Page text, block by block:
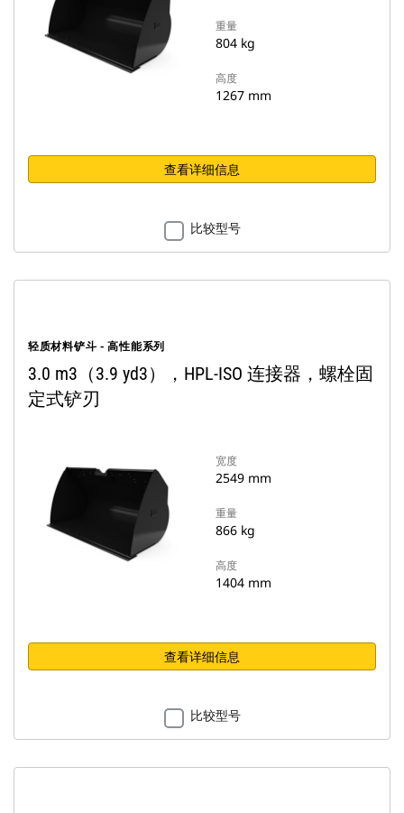
重量
804 kg
高度
1267 mm
查看详细信息
比较型号
轻质材料铲斗 - 高性能系列
3.0 m3（3.9 yd3），HPL-ISO 连接器，螺栓固
定式铲刃
宽度
2549 mm
重量
866 kg
高度
1404 mm
查看详细信息
比较型号